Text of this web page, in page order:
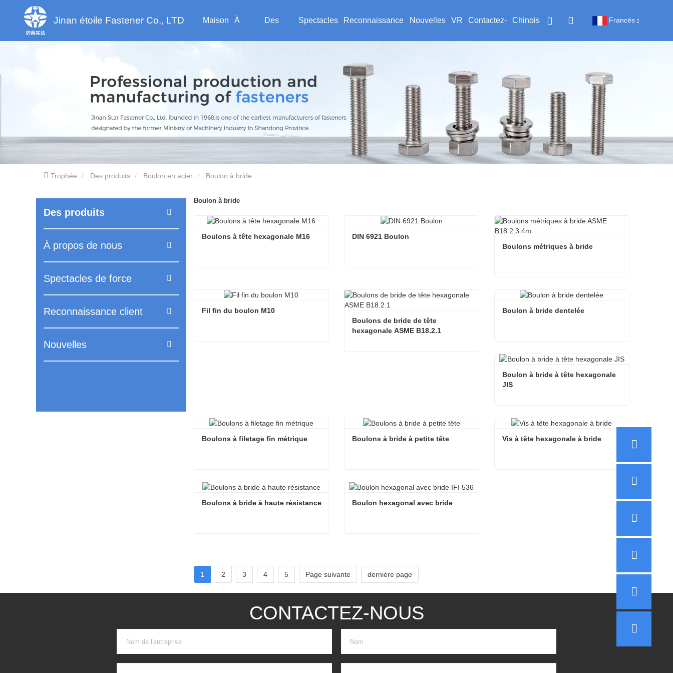
Jinan étoile Fastener Co., LTD Maison À
de
nous
Des Spectacles Reconnaissance
client
Nouvelles VR Contactez- Chinois Francés
Trophée Des produits Boulon en acier Boulon à bride
Des produits
À propos de nous
Spectacles de force
Reconnaissance client
Nouvelles
Boulon à bride
Boulons à tête hexagonale M16
Contacter maintenant
DIN 6921 Boulon
Contacter maintenant
Boulons métriques à bride
Boulons métriques à bride
Fil fin du boulon M10
Boulons de bride de tête
hexagonale ASME B18.2.1
Boulon à bride dentelée
Boulon à bride dentelée
Boulon à bride à tête hexagonale
JIS
Boulons à filetage fin métrique
Boulons à filetage fin métrique
Boulons à bride à petite tête
Boulons à bride à petite tête
Vis à tête hexagonale à bride
Boulons à bride à haute résistance
Boulon hexagonal avec bride
1
2 3 4 5 Page suivante dernière page
CONTACTEZ-NOUS